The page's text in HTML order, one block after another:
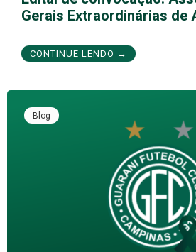
Gerais Extraordinárias de
CONTINUE LENDO →
Blog